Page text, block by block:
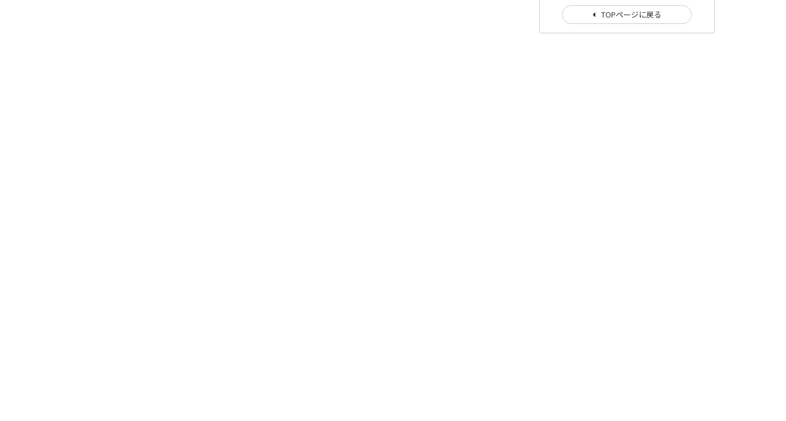
TOPページに戻る